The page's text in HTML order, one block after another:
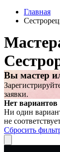
Главная
Вы мастер
заявки.
Нет вариантов
Ни один
не
Сбросить